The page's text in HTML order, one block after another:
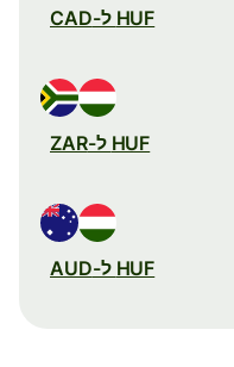
HUF ל-CAD
HUF ל-ZAR
HUF ל-AUD